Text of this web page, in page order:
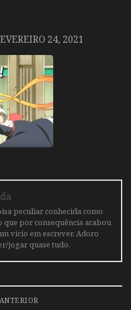
24, 2021
peculiar conhecida como
que por consequência acabou
vicio em escrever. Adoro
jogar quase tudo.